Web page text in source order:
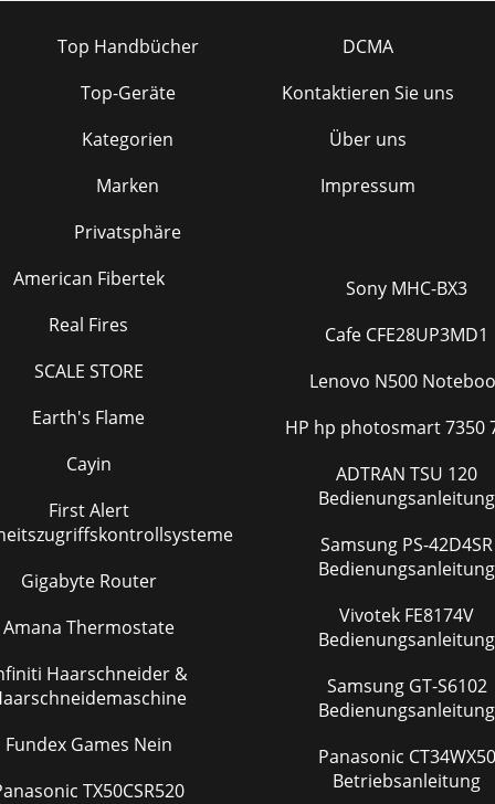
Top Handbücher
Top-Geräte
Kategorien
Marken
Privatsphäre
DCMA
Kontaktieren Sie uns
Über uns
Impressum
American Fibertek
Real Fires
SCALE STORE
Earth's Flame
Cayin
First Alert
Gigabyte Router
Amana Thermostate
Haarschneider &
Fundex Games Nein
TX50CSR520
Sony MHC-BX3
Cafe CFE28UP3MD1
Lenovo N500
HP hp photosmart 7350
ADTRAN TSU 120
Bedienungsanleitung
Samsung PS-42D4SR
Bedienungsanleitung
Vivotek FE8174V
Bedienungsanleitung
Samsung GT-S6102
Bedienungsanleitung
Panasonic CT34WX50
Betriebsanleitung